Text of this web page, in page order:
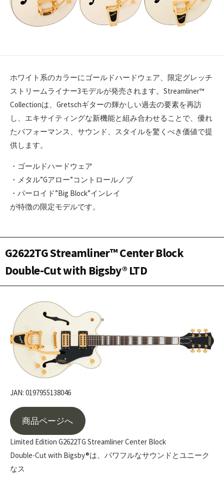
ホワイト系のカラーにゴールドハードウェア、限定グレッチ
ストリームライナー3モデルが発売されます。Streamliner™
Collectionは、Gretschギターの輝かしい過去の要素を再訪
し、エキサイティングな新機能と組み合わせることで、優れ
たパフォーマンス、サウンド、スタイルを驚くべき価値で提
供します。
・ゴールドハードウェア
・メタル”Gアロー”コントロールノブ
・パーロイド”Big Block”インレイ
が特徴の限定モデルです。
G2622TG Streamliner™ Center Block
Double-Cut with Bigsby® LTD
JAN: 0197955138046
商品ページへ
Limited Edition G2622TG Streamliner Center Block
Double-Cut with Bigsby®は、パワフルなサウンドとユニーク
なス